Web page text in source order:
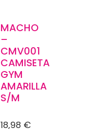
MACHO
–
CMV001
CAMISETA
GYM
AMARILLA
S/M
18,98 €